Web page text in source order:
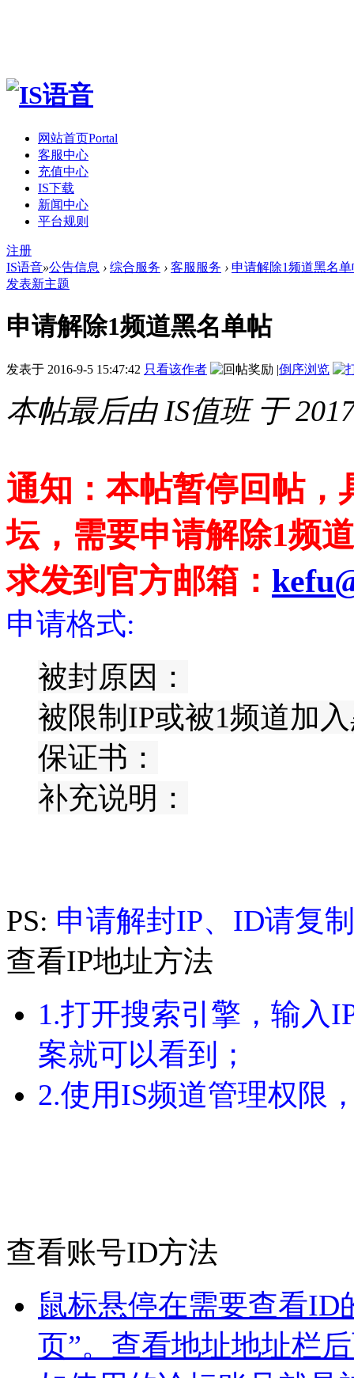
网站首页Portal
客服中心
充值中心
IS下载
新闻中心
平台规则
注册
IS语音»公告信息 › 综合服务 › 客服服务 › 申请解除1频道黑名单
发表新主题
申请解除1频道黑名单帖
发表于 2016-9-5 15:47:42 只看该作者 |倒序浏览
本帖最后由 IS值班 于
通知：本帖暂停回帖，
坛，需要申请解除1频
求发到官方邮箱：
申请格式:
被封原因：
被限制IP或被1频道加
保证书：
补充说明：
PS: 申请解封IP、ID请复
查看IP地址方法
1.打开搜索引擎，输入
案就可以看到；
2.使用IS频道管理权限
查看账号ID方法
鼠标悬停在需要查看ID
页”。查看地址地址栏